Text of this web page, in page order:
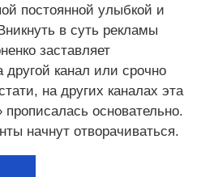
постоянной улыбкой и
в суть рекламы
заставляет
другой канал или срочно
на других каналах эта
прописалась основательно.
начнут отворачиваться.